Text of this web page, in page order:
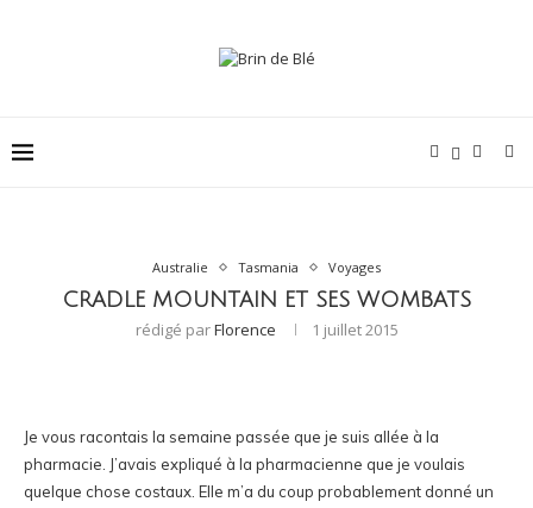
Australie Tasmania Voyages
CRADLE MOUNTAIN ET SES WOMBATS
rédigé parFlorence 1 juillet 2015
Je vous racontais la semaine passée que je suis allée à la
pharmacie. J’avais expliqué à la pharmacienne que je voulais
quelque chose costaux. Elle m’a du coup probablement donné un